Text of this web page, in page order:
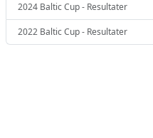
2024 Baltic Cup - Resultater
2022 Baltic Cup - Resultater